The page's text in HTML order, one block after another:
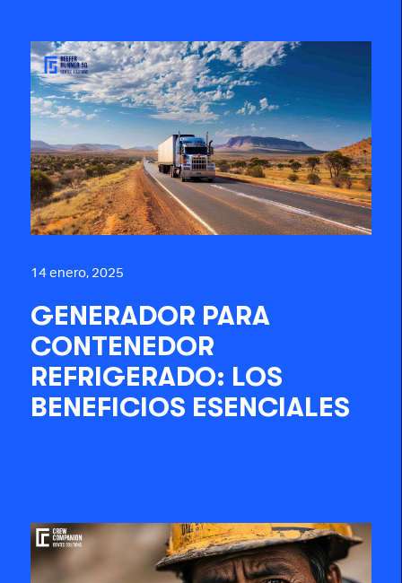
14 enero, 2025
GENERADOR PARA
CONTENEDOR
REFRIGERADO: LOS
BENEFICIOS ESENCIALES